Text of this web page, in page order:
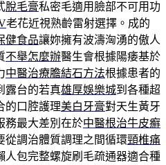
脫毛膏私密毛適用臉部不可用功
老花近視熟齡雷射選擇。成的
健食品讓妳擁有波濤洶湧的傲人
不舉怎麼辦醫生會根據陽痿基於
中醫治療膽結石方法根據患者的
露台的若真雄厚娛樂城到各種超
的口腔護理美白牙膏對天生黃牙
務最大差別在於中醫根治牛皮癬
從調治體質調理之間循環頸椎痛
人包完整螺旋刷毛疏通器適合種